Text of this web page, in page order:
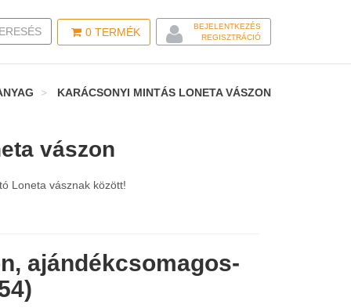
0 TERMÉK
BEJELENTKEZÉS
REGISZTRÁCIÓ
SEARCH
KARÁCSONYI MINTÁS LONETA VÁSZON
vászon
Loneta vásznak között!
ajándékcsomagos-